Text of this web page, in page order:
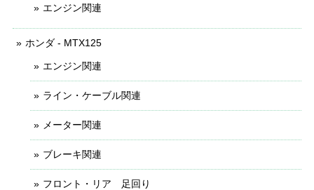
エンジン関連
ホンダ - MTX125
エンジン関連
ライン・ケーブル関連
メーター関連
ブレーキ関連
フロント・リア 足回り